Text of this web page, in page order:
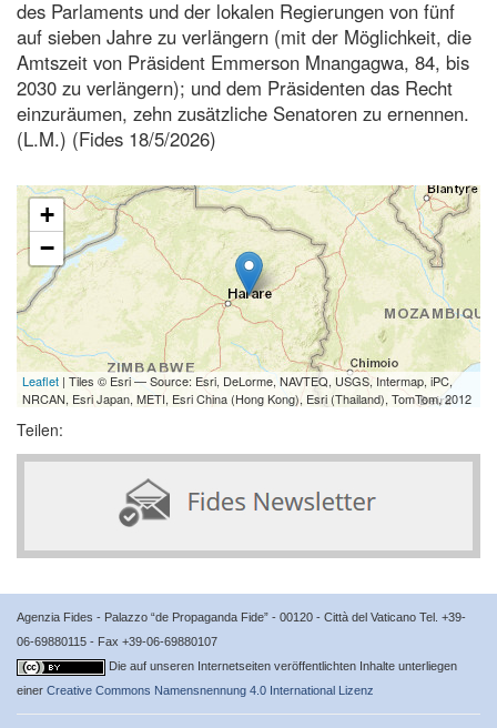
des Parlaments und der lokalen Regierungen von fünf
auf sieben Jahre zu verlängern (mit der Möglichkeit, die
Amtszeit von Präsident Emmerson Mnangagwa, 84, bis
2030 zu verlängern); und dem Präsidenten das Recht
einzuräumen, zehn zusätzliche Senatoren zu ernennen.
(L.M.) (Fides 18/5/2026)
+
−
Leaflet | Tiles © Esri — Source: Esri, DeLorme, NAVTEQ, USGS, Intermap, iPC,
NRCAN, Esri Japan, METI, Esri China (Hong Kong), Esri (Thailand), TomTom, 2012
Teilen:
Agenzia Fides - Palazzo “de Propaganda Fide” - 00120 - Città del Vaticano Tel. +39-
06-69880115 - Fax +39-06-69880107
Die auf unseren Internetseiten veröffentlichten Inhalte unterliegen
einer Creative Commons Namensnennung 4.0 International Lizenz